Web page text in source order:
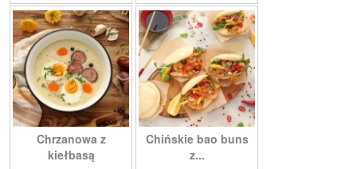
Chrzanowa z
kiełbasą
Chińskie bao buns
z...